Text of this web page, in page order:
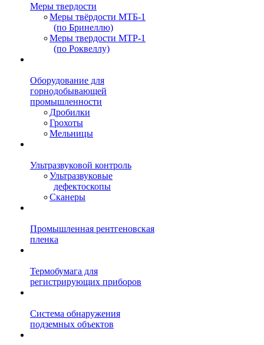
Меры твердости
Меры твёрдости МТБ-1
(по Бринеллю)
Меры твердости МТР-1
(по Роквеллу)
Оборудование для
горнодобывающей
промышленности
Дробилки
Грохоты
Мельницы
Ультразвуковой контроль
Ультразвуковые
дефектоскопы
Сканеры
Промышленная рентгеновская
пленка
Термобумага для
регистрирующих приборов
Система обнаружения
подземных объектов